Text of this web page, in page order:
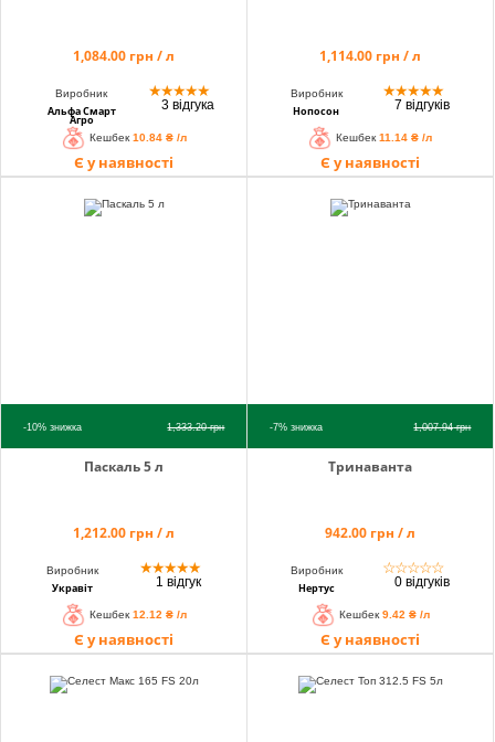
1,084.00 грн / л
Виробник
Альфа Смарт
Агро
★★★★★
3 відгука
Кешбек 10.84 ₴ /л
Є у наявності
1,114.00 грн / л
Виробник
Нопосон
★★★★★
7 відгуків
Кешбек 11.14 ₴ /л
Є у наявності
-10%знижка 1,333.20грн
Паскаль 5 л
1,212.00 грн / л
Виробник
Укравіт
★★★★★
1 відгук
Кешбек 12.12 ₴ /л
Є у наявності
-7%знижка 1,007.94грн
Тринаванта
942.00 грн / л
Виробник
Нертус
☆☆☆☆☆
0 відгуків
Кешбек 9.42 ₴ /л
Є у наявності